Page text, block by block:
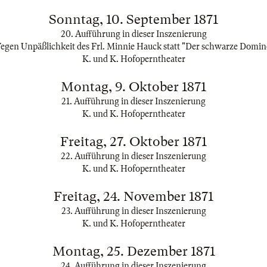
Sonntag, 10. September 1871
20. Aufführung in dieser Inszenierung
Unpäßlichkeit des Frl. Minnie Hauck statt "Der schwarze
K. und K. Hofoperntheater
Montag, 9. Oktober 1871
21. Aufführung in dieser Inszenierung
K. und K. Hofoperntheater
Freitag, 27. Oktober 1871
22. Aufführung in dieser Inszenierung
K. und K. Hofoperntheater
Freitag, 24. November 1871
23. Aufführung in dieser Inszenierung
K. und K. Hofoperntheater
Montag, 25. Dezember 1871